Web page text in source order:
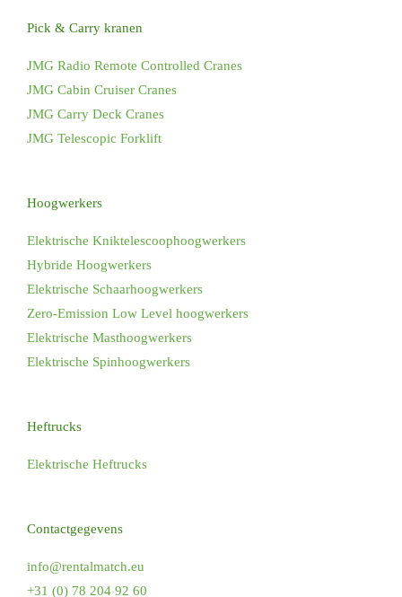
Pick & Carry kranen
JMG Radio Remote Controlled Cranes
JMG Cabin Cruiser Cranes
JMG Carry Deck Cranes
JMG Telescopic Forklift
Hoogwerkers
Elektrische Kniktelescoophoogwerkers
Hybride Hoogwerkers
Elektrische Schaarhoogwerkers
Zero-Emission Low Level hoogwerkers
Elektrische Masthoogwerkers
Elektrische Spinhoogwerkers
Heftrucks
Elektrische Heftrucks
Contactgegevens
info@rentalmatch.eu
+31 (0) 78 204 92 60